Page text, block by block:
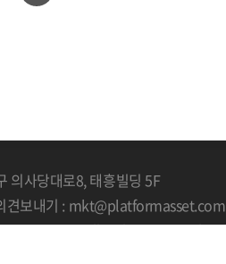
의사당대로8, 태흥빌딩 5F
견보내기 : mkt@platformasset.com
partners . All Rights Reserved.